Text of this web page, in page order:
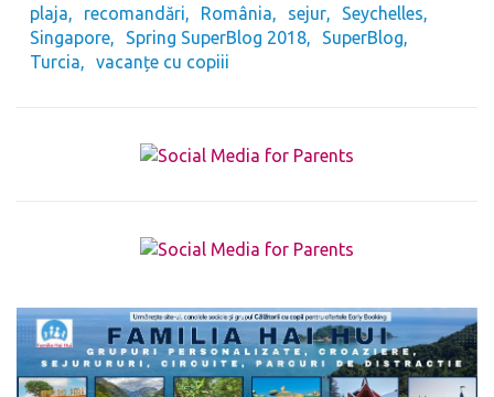
plaja
recomandări România sejur
Seychelles
Singapore
Spring SuperBlog 2018
SuperBlog
Turcia
vacanțe cu copiii
The form you have selected does not exist.